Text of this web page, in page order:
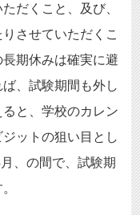
だくこと、及び、
させていただくこ
期休みは確実に避
、試験期間も外し
と、学校のカレン
ットの狙い目とし
、の間で、試験期